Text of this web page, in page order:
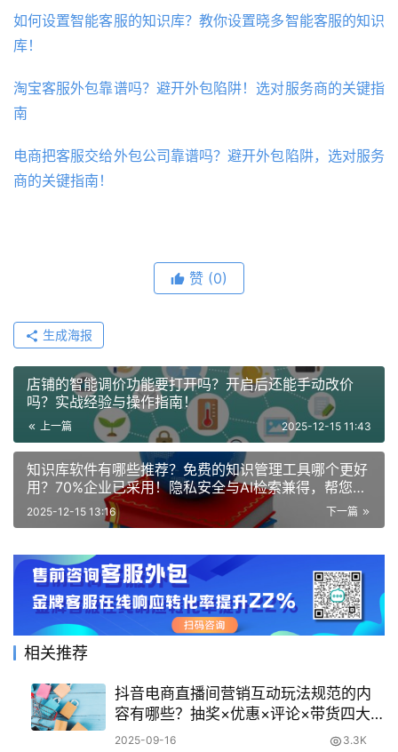
如何设置智能客服的知识库？教你设置晓多智能客服的知识
库！
淘宝客服外包靠谱吗？避开外包陷阱！选对服务商的关键指
南
电商把客服交给外包公司靠谱吗？避开外包陷阱，选对服务
商的关键指南！
赞 (0)
生成海报
店铺的智能调价功能要打开吗？开启后还能手动改价
吗？实战经验与操作指南！
上一篇 2025-12-15 11:43
知识库软件有哪些推荐？免费的知识管理工具哪个更好
用？70%企业已采用！隐私安全与AI检索兼得，帮您在
免费与付费间找到最佳平衡！
下一篇
2025-12-15 13:16
相关推荐
抖音电商直播间营销互动玩法规范的内
容有哪些？抽奖×优惠×评论×带货四大
雷区避坑指南，附合规操作模版！
2025-09-16 3.3K